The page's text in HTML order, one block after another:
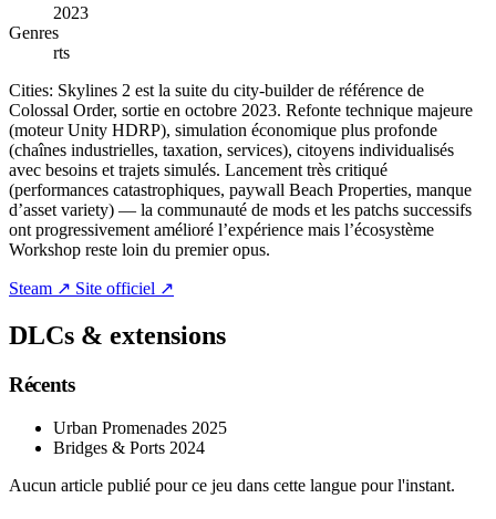
2023
Genres
rts
Cities: Skylines 2 est la suite du city-builder de référence de
Colossal Order, sortie en octobre 2023. Refonte technique majeure
(moteur Unity HDRP), simulation économique plus profonde
(chaînes industrielles, taxation, services), citoyens individualisés
avec besoins et trajets simulés. Lancement très critiqué
(performances catastrophiques, paywall Beach Properties, manque
d’asset variety) — la communauté de mods et les patchs successifs
ont progressivement amélioré l’expérience mais l’écosystème
Workshop reste loin du premier opus.
Steam ↗ Site officiel ↗
DLCs & extensions
Récents
Urban Promenades 2025
Bridges & Ports 2024
Aucun article publié pour ce jeu dans cette langue pour l'instant.